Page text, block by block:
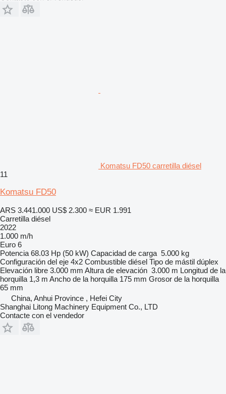
Komatsu FD50 carretilla diésel
11
Komatsu FD50
ARS 3.441.000 US$ 2.300 ≈ EUR 1.991
Carretilla diésel
2022
1.000 m/h
Euro 6
Potencia 68.03 Hp (50 kW) Capacidad de carga 5.000 kg
Configuración del eje 4x2 Combustible diésel Tipo de mástil dúplex
Elevación libre 3.000 mm Altura de elevación 3.000 m Longitud de la
horquilla 1,3 m Ancho de la horquilla 175 mm Grosor de la horquilla
65 mm
China, Anhui Province , Hefei City
Shanghai Litong Machinery Equipment Co., LTD
Contacte con el vendedor